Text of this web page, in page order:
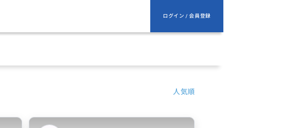
ログイン / 会員登録
人気順